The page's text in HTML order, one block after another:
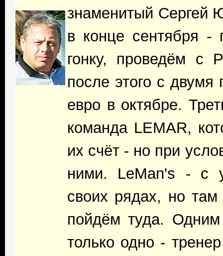
знаменитый Сергей
в конце сентября -
гонку, проведём с
после этого с
евро в октябре.
команда LEMAR,
их счёт - но при
ними. LeMan's - с
своих рядах, но
пойдём туда.
только одно -